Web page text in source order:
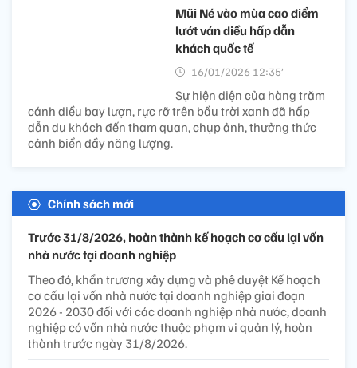
Mũi Né vào mùa cao điểm
lướt ván diều hấp dẫn
khách quốc tế
16/01/2026 12:35’
Sự hiện diện của hàng trăm
cánh diều bay lượn, rực rỡ trên bầu trời xanh đã hấp
dẫn du khách đến tham quan, chụp ảnh, thưởng thức
cảnh biển đầy năng lượng.
Chính sách mới
Trước 31/8/2026, hoàn thành kế hoạch cơ cấu lại vốn
nhà nước tại doanh nghiệp
Theo đó, khẩn trương xây dựng và phê duyệt Kế hoạch
cơ cấu lại vốn nhà nước tại doanh nghiệp giai đoạn
2026 - 2030 đối với các doanh nghiệp nhà nước, doanh
nghiệp có vốn nhà nước thuộc phạm vi quản lý, hoàn
thành trước ngày 31/8/2026.